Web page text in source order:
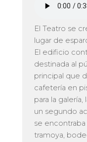
El Teatro se
lugar de
El edificio
destinada al
principal que
cafetería en
para la
un segundo
se
tramoya,